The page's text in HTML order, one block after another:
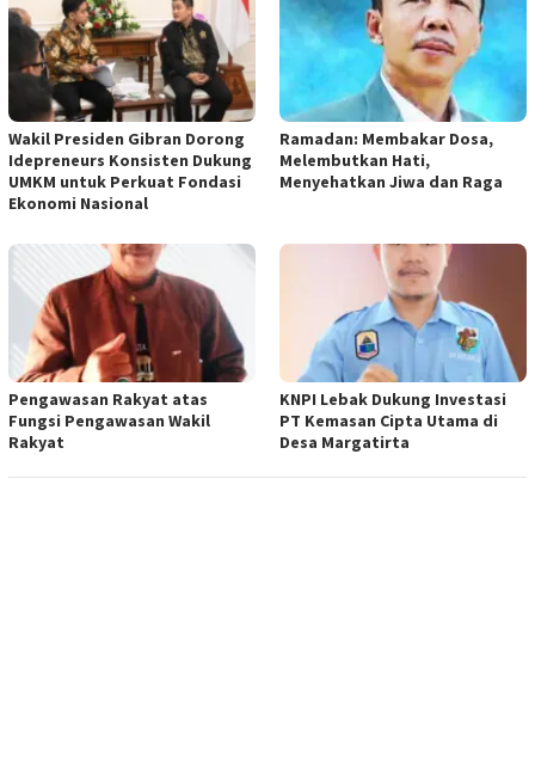
Wakil Presiden Gibran Dorong
Idepreneurs Konsisten Dukung
UMKM untuk Perkuat Fondasi
Ekonomi Nasional
Ramadan: Membakar Dosa,
Melembutkan Hati,
Menyehatkan Jiwa dan Raga
Pengawasan Rakyat atas
Fungsi Pengawasan Wakil
Rakyat
KNPI Lebak Dukung Investasi
PT Kemasan Cipta Utama di
Desa Margatirta